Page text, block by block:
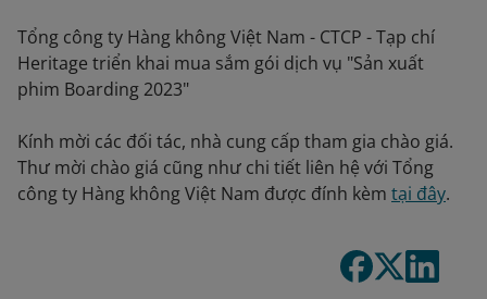
Tổng công ty Hàng không Việt Nam - CTCP - Tạp chí
Heritage triển khai mua sắm gói dịch vụ "Sản xuất
phim Boarding 2023"
Kính mời các đối tác, nhà cung cấp tham gia chào giá.
Thư mời chào giá cũng như chi tiết liên hệ với Tổng
công ty Hàng không Việt Nam được đính kèm tại đây.